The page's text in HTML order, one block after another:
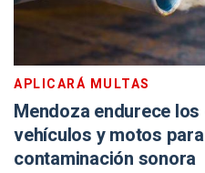
APLICARÁ MULTAS
Mendoza endurece
vehículos y motos
contaminación sonora